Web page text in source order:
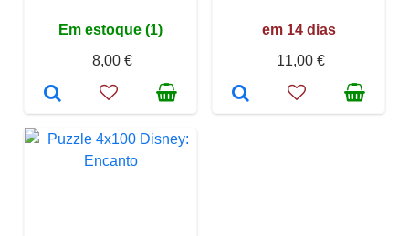
Em estoque (1)
8,00 €
em 14 dias
11,00 €